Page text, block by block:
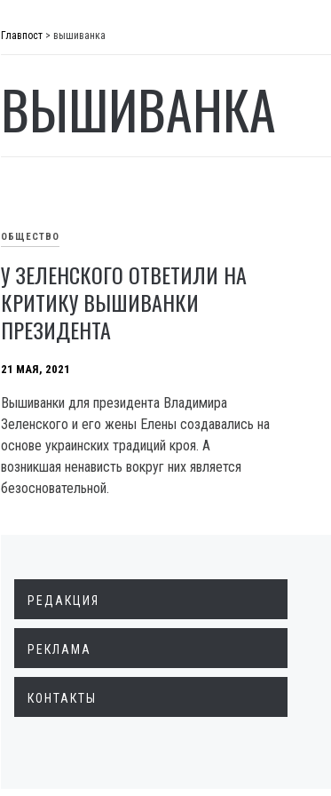
Главпост > вышиванка
ВЫШИВАНКА
ОБЩЕСТВО
У ЗЕЛЕНСКОГО ОТВЕТИЛИ НА
КРИТИКУ ВЫШИВАНКИ
ПРЕЗИДЕНТА
21 МАЯ, 2021
Вышиванки для президента Владимира
Зеленского и его жены Елены создавались на
основе украинских традиций кроя. А
возникшая ненависть вокруг них является
безосновательной.
РЕДАКЦИЯ
РЕКЛАМА
КОНТАКТЫ